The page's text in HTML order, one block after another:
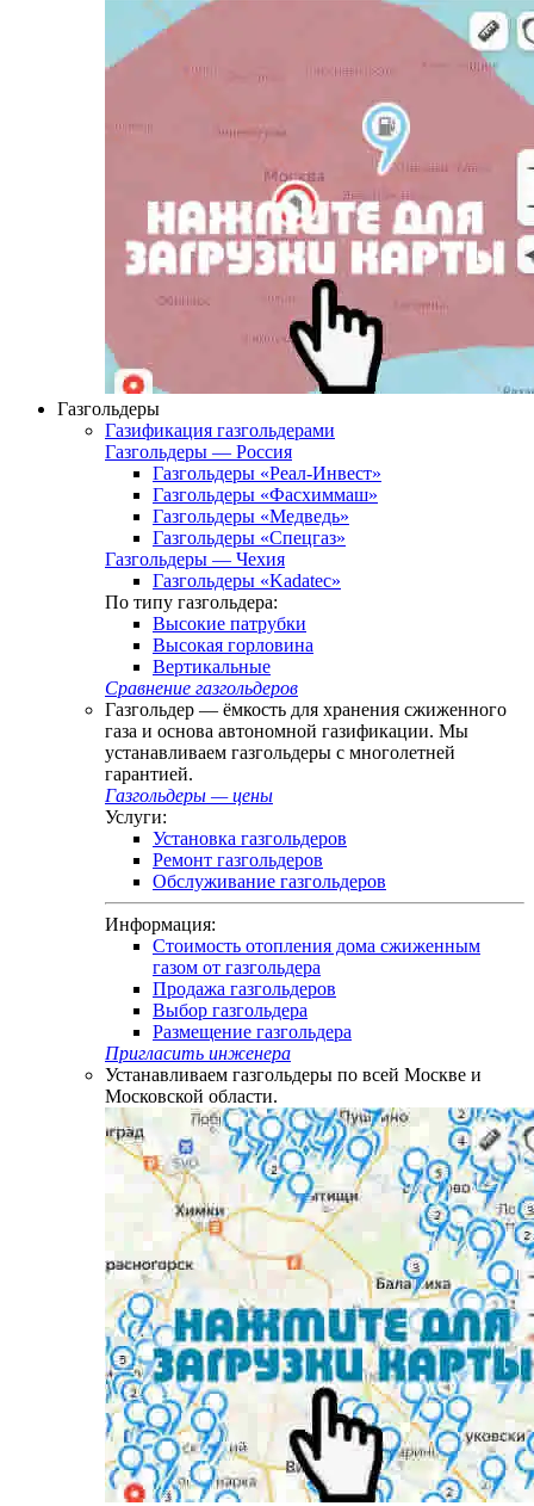
Газгольдеры
Газификация газгольдерами
Газгольдеры — Россия
Газгольдеры «Реал-Инвест»
Газгольдеры «Фасхиммаш»
Газгольдеры «Медведь»
Газгольдеры «Спецгаз»
Газгольдеры — Чехия
Газгольдеры «Kadatec»
По типу газгольдера:
Высокие патрубки
Высокая горловина
Вертикальные
Сравнение газгольдеров
Газгольдер — ёмкость для хранения сжиженного
газа и основа автономной газификации. Мы
устанавливаем газгольдеры с многолетней
гарантией.
Газгольдеры — цены
Услуги:
Установка газгольдеров
Ремонт газгольдеров
Обслуживание газгольдеров
Информация:
Стоимость отопления дома сжиженным
газом от газгольдера
Продажа газгольдеров
Выбор газгольдера
Размещение газгольдера
Пригласить инженера
Устанавливаем газгольдеры по всей Москве и
Московской области.